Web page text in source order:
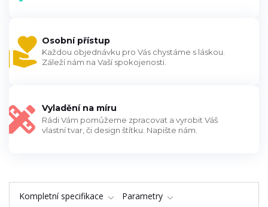
Osobní přístup
Každou objednávku pro Vás chystáme s láskou.
Záleží nám na Vaší spokojenosti.
Vyladění na míru
Rádi Vám pomůžeme zpracovat a vyrobit Váš
vlastní tvar, či design štítku. Napište nám.
Kompletní specifikace Parametry